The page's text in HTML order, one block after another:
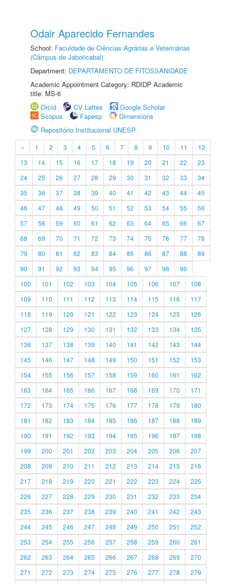
Odair Aparecido Fernandes
School: Faculdade de Ciências Agrárias e Veterinárias
(Câmpus de Jaboticabal)
Department: DEPARTAMENTO DE FITOSSANIDADE
Academic Appointment Category: RDIDP Academic
title: MS-6
Orcid
CV Lattes
Google Scholar
Scopus
Fapesp
Dimensions
Repositório Institucional UNESP
« 1 2 3 4 5 6 7 8 9 10 11
12
13
14 15 16 17 18 19 20 21 22
23
24
25 26 27 28 29 30 31 32 33
34
35
36 37 38 39 40 41 42 43 44
45
46
47 48 49 50 51 52 53 54 55
56
57
58 59 60 61 62 63 64 65 66
67
68
69 70 71 72 73 74 75 76 77
78
79
80 81 82 83 84 85 86 87 88
89
90
91 92 93 94 95 96 97 98
99
100
101 102 103 104 105 106 107
108
109
110 111 112 113 114 115 116
117
118
119 120 121 122 123 124 125
126
127
128 129 130 131 132 133 134
135
136
137 138 139 140 141 142 143
144
145
146 147 148 149 150 151 152
153
154
155 156 157 158 159 160 161
162
163
164 165 166 167 168 169 170
171
172
173 174 175 176 177 178 179
180
181
182 183 184 185 186 187 188
189
190
191 192 193 194 195 196 197
198
199
200 201 202 203 204 205 206
207
208
209 210 211 212 213 214 215
216
217
218 219 220 221 222 223 224
225
226
227 228 229 230 231 232 233
234
235
236 237 238 239 240 241 242
243
244
245 246 247 248 249 250 251
252
253
254 255 256 257 258 259 260
261
262
263 264 265 266 267 268 269
270
271
272 273 274 275 276 277 278
279